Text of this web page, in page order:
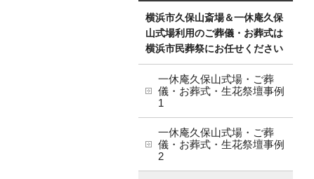
横浜市久保山斎場＆一休庵久保
山式場利用のご葬儀・お葬式は
横浜市民葬祭にお任せください
一休庵久保山式場・ご葬
儀・お葬式・生花祭壇事例
1
一休庵久保山式場・ご葬
儀・お葬式・生花祭壇事例
2